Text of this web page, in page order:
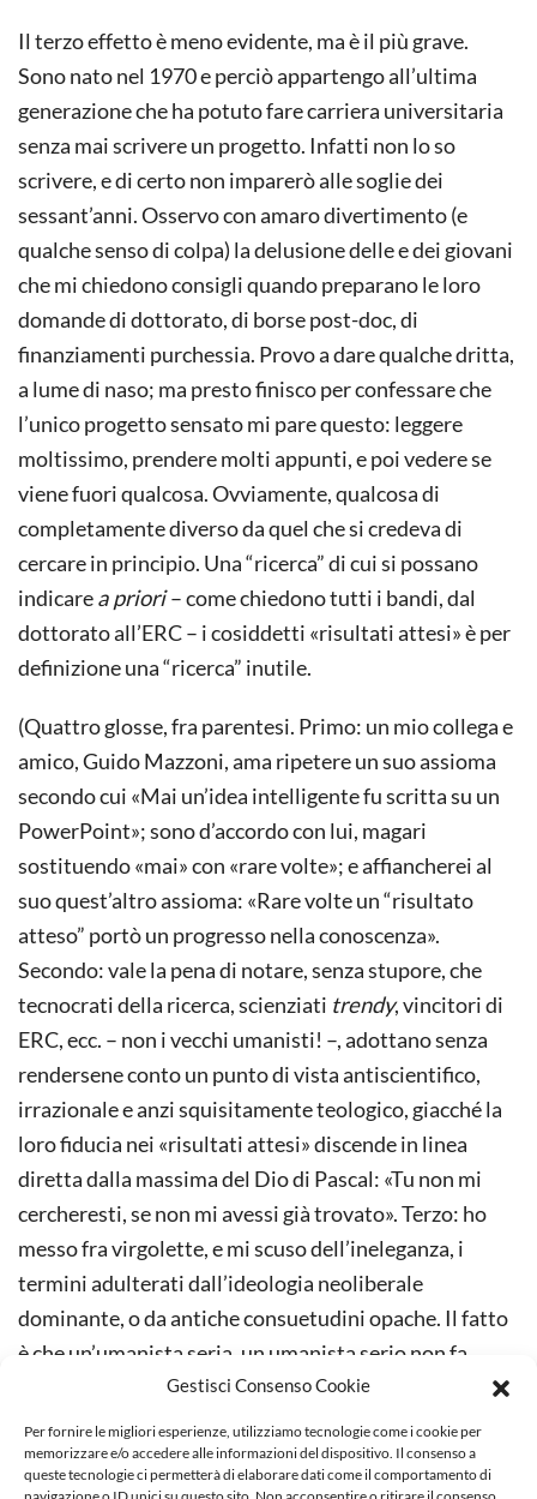
Gestisci Consenso Cookie
Per fornire le migliori esperienze, utilizziamo tecnologie come i cookie per
memorizzare e/o accedere alle informazioni del dispositivo. Il consenso a
queste tecnologie ci permetterà di elaborare dati come il comportamento di
Il terzo effetto è meno evidente, ma è il più grave.
Sono nato nel 1970 e perciò appartengo all’ultima
generazione che ha potuto fare carriera universitaria
senza mai scrivere un progetto. Infatti non lo so
scrivere, e di certo non imparerò alle soglie dei
sessant’anni. Osservo con amaro divertimento (e
qualche senso di colpa) la delusione delle e dei giovani
che mi chiedono consigli quando preparano le loro
domande di dottorato, di borse post-doc, di
finanziamenti purchessia. Provo a dare qualche dritta,
a lume di naso; ma presto finisco per confessare che
l’unico progetto sensato mi pare questo: leggere
moltissimo, prendere molti appunti, e poi vedere se
viene fuori qualcosa. Ovviamente, qualcosa di
completamente diverso da quel che si credeva di
cercare in principio. Una “ricerca” di cui si possano
indicarea priori– come chiedono tutti i bandi, dal
dottorato all’ERC – i cosiddetti «risultati attesi» è per
definizione una “ricerca” inutile.
(Quattro glosse, fra parentesi. Primo: un mio collega e
amico, Guido Mazzoni, ama ripetere un suo assioma
secondo cui «Mai un’idea intelligente fu scritta su un
PowerPoint»; sono d’accordo con lui, magari
sostituendo «mai» con «rare volte»; e affiancherei al
suo quest’altro assioma: «Rare volte un “risultato
atteso” portò un progresso nella conoscenza».
Secondo: vale la pena di notare, senza stupore, che
tecnocrati della ricerca, scienziati trendy, vincitori di
ERC, ecc. – non i vecchi umanisti! –, adottano senza
rendersene conto un punto di vista antiscientifico,
irrazionale e anzi squisitamente teologico, giacché la
loro fiducia nei «risultati attesi» discende in linea
diretta dalla massima del Dio di Pascal: «Tu non mi
cercheresti, se non mi avessi già trovato». Terzo: ho
messo fra virgolette, e mi scuso dell’ineleganza, i
termini adulterati dall’ideologia neoliberale
dominante, o da antiche consuetudini opache. Il fatto
è che un’umanista seria, un umanista serio non fa
“ricerca”, studia; dovrebbe rifiutarsi di afferire a un
dipartimento o a un dottorato che esibiscano nel
nome la parola “Scienze”; e non dovrebbe
preoccuparsi di “sistemare” allieve e allievi che, se